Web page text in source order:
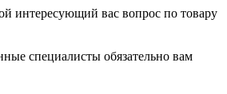
интересующий вас вопрос по товару
специалисты обязательно вам